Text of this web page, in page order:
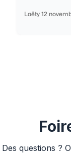
Laëty 12
Des questions ?